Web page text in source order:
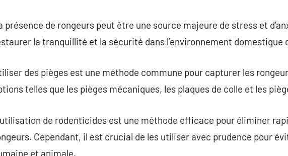
présence de rongeurs peut être une source majeure de stress et
la tranquillité et la sécurité dans l’environnement domestique
des pièges est une méthode commune pour capturer les
telles que les pièges mécaniques, les plaques de colle et les
de rodenticides est une méthode efficace pour éliminer
Cependant, il est crucial de les utiliser avec prudence pour
et animale.